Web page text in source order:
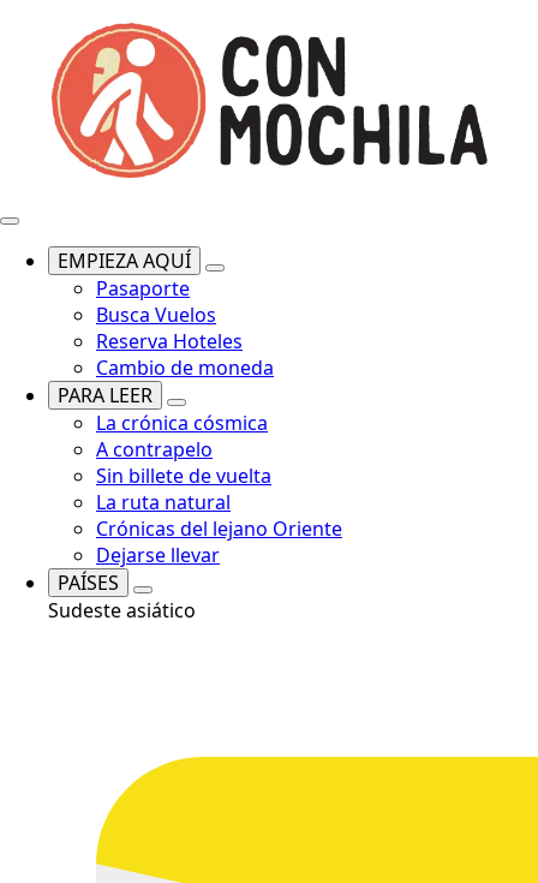
EMPIEZA AQUÍ
Pasaporte
Busca Vuelos
Reserva Hoteles
Cambio de moneda
PARA LEER
La crónica cósmica
A contrapelo
Sin billete de vuelta
La ruta natural
Crónicas del lejano Oriente
Dejarse llevar
PAÍSES
Sudeste asiático